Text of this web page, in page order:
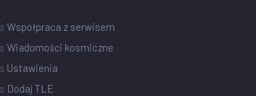
Współpraca z serwisem
Wiadomości kosmiczne
Ustawienia
Dodaj TLE